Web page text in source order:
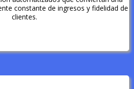
constante de ingresos y fidelidad de
clientes.